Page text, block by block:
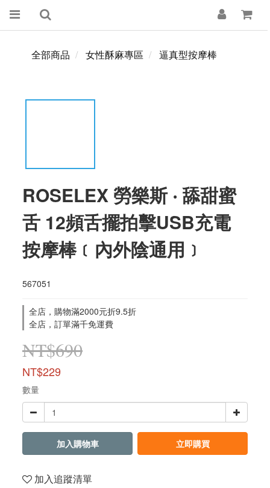
全部商品 女性酥麻專區 逼真型按摩棒
ROSELEX 勞樂斯 ‧ 舔甜蜜
舌 12頻舌擺拍擊USB充電
按摩棒﹝內外陰通用﹞
567051
全店，購物滿2000元折9.5折
全店，訂單滿千免運費
NT$690
NT$229
數量
加入購物車 立即購買
加入追蹤清單